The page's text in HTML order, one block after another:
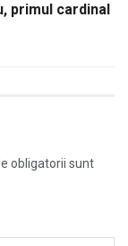
primul cardinal
obligatorii sunt